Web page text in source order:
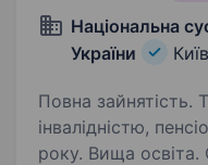
Національна
України
Повна зайнятість.
інвалідністю,
року. Вища освіта. Суспільне Мовлення —